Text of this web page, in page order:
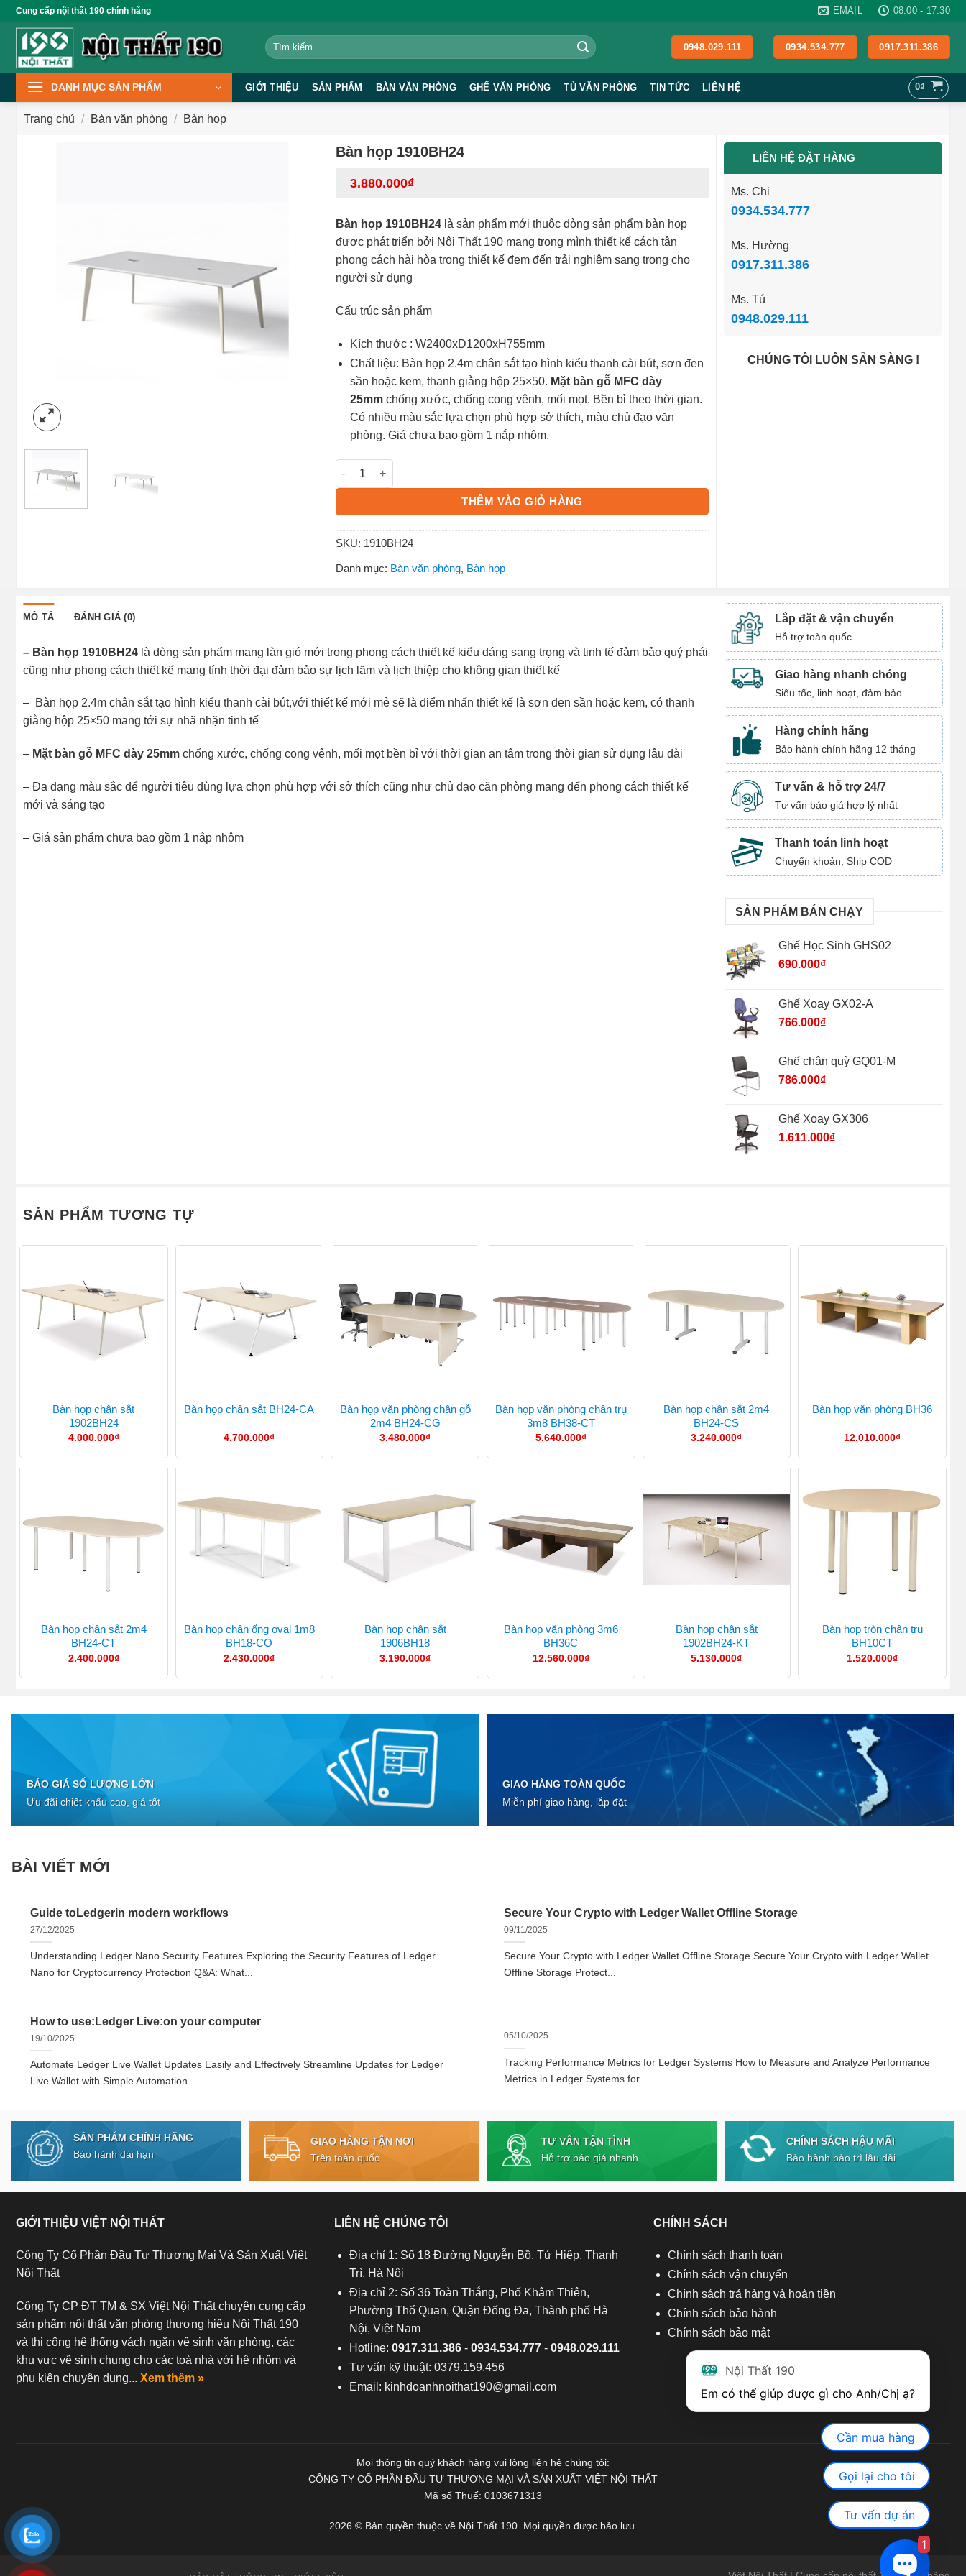
qua
dung
Cung cấp nội thất 190 chính hãng EMAIL 08:00 - 17:30
Tìm
kiếm:
0948.029.111 0934.534.777 0917.311.386
DANH MỤC SẢN PHẨM GIỚI THIỆU SẢN PHẨM BÀN VĂN PHÒNG GHẾ VĂN PHÒNG TỦ VĂN PHÒNG TIN TỨC LIÊN HỆ 0₫
Trang chủ / Bàn văn phòng / Bàn họp
Bàn họp 1910BH24
3.880.000₫
Bàn họp 1910BH24 là sản phẩm mới thuộc dòng sản phẩm bàn họp
được phát triển bởi Nội Thất 190 mang trong mình thiết kế cách tân
phong cách hài hòa trong thiết kế đem đến trải nghiệm sang trọng cho
người sử dụng
Cấu trúc sản phẩm
Kích thước : W2400xD1200xH755mm
Chất liệu: Bàn họp 2.4m chân sắt tạo hình kiểu thanh cài bút, sơn đen
sần hoặc kem, thanh giằng hộp 25×50. Mặt bàn gỗ MFC dày
25mm chống xước, chống cong vênh, mối mọt. Bền bỉ theo thời gian.
Có nhiều màu sắc lựa chọn phù hợp sở thích, màu chủ đạo văn
phòng. Giá chưa bao gồm 1 nắp nhôm.
Bàn họp 1910BH24 số lượng
THÊM VÀO GIỎ HÀNG
SKU: 1910BH24
Danh mục: Bàn văn phòng, Bàn họp
LIÊN HỆ ĐẶT HÀNG
Ms. Chi
0934.534.777
Ms. Hường
0917.311.386
Ms. Tú
0948.029.111
CHÚNG TÔI LUÔN SẴN SÀNG !
MÔ TẢ ĐÁNH GIÁ (0)
– Bàn họp 1910BH24 là dòng sản phẩm mang làn gió mới trong phong cách thiết kế kiểu dáng sang trọng và tinh tế đảm bảo quý phái
cũng như phong cách thiết kế mang tính thời đại đảm bảo sự lịch lãm và lịch thiệp cho không gian thiết kế
– Bàn họp 2.4m chân sắt tạo hình kiểu thanh cài bút,với thiết kế mới mẻ sẽ là điểm nhấn thiết kế là sơn đen sần hoặc kem, có thanh
giằng hộp 25×50 mang tới sự nhã nhặn tinh tế
– Mặt bàn gỗ MFC dày 25mm chống xước, chống cong vênh, mối mọt bền bỉ với thời gian an tâm trong thời gian sử dụng lâu dài
– Đa dạng màu sắc để người tiêu dùng lựa chọn phù hợp với sở thích cũng như chủ đạo căn phòng mang đến phong cách thiết kế
mới và sáng tạo
– Giá sản phẩm chưa bao gồm 1 nắp nhôm
Lắp đặt & vận chuyển
Hỗ trợ toàn quốc
Giao hàng nhanh chóng
Siêu tốc, linh hoạt, đảm bảo
Hàng chính hãng
Bảo hành chính hãng 12 tháng
Tư vấn & hỗ trợ 24/7
Tư vấn báo giá hợp lý nhất
Thanh toán linh hoạt
Chuyển khoản, Ship COD
SẢN PHẨM BÁN CHẠY
Ghế Học Sinh GHS02
690.000₫
Ghế Xoay GX02-A
766.000₫
Ghế chân quỳ GQ01-M
786.000₫
Ghế Xoay GX306
1.611.000₫
SẢN PHẨM TƯƠNG TỰ
Bàn họp chân sắt
1902BH24
4.000.000₫
Bàn họp chân sắt BH24-CA
4.700.000₫
Bàn họp văn phòng chân gỗ
2m4 BH24-CG
3.480.000₫
Bàn họp văn phòng chân trụ
3m8 BH38-CT
5.640.000₫
Bàn họp chân sắt 2m4
BH24-CS
3.240.000₫
Bàn họp văn phòng BH36
12.010.000₫
Bàn họp chân sắt 2m4
BH24-CT
2.400.000₫
Bàn họp chân ống oval 1m8
BH18-CO
2.430.000₫
Bàn họp chân sắt
1906BH18
3.190.000₫
Bàn họp văn phòng 3m6
BH36C
12.560.000₫
Bàn họp chân sắt
1902BH24-KT
5.130.000₫
Bàn họp tròn chân trụ
BH10CT
1.520.000₫
BÁO GIÁ SỐ LƯỢNG LỚN
Ưu đãi chiết khấu cao, giá tốt
GIAO HÀNG TOÀN QUỐC
Miễn phí giao hàng, lắp đặt
BÀI VIẾT MỚI
Guide toLedgerin modern workflows
27/12/2025
Understanding Ledger Nano Security Features Exploring the Security Features of Ledger
Nano for Cryptocurrency Protection Q&A: What...
Secure Your Crypto with Ledger Wallet Offline Storage
09/11/2025
Secure Your Crypto with Ledger Wallet Offline Storage Secure Your Crypto with Ledger Wallet
Offline Storage Protect...
How to use:Ledger Live:on your computer
19/10/2025
Automate Ledger Live Wallet Updates Easily and Effectively Streamline Updates for Ledger
Live Wallet with Simple Automation...
05/10/2025
Tracking Performance Metrics for Ledger Systems How to Measure and Analyze Performance
Metrics in Ledger Systems for...
SẢN PHẨM CHÍNH HÃNG
Bảo hành dài hạn
GIAO HÀNG TẬN NƠI
Trên toàn quốc
TƯ VẤN TẬN TÌNH
Hỗ trợ báo giá nhanh
CHÍNH SÁCH HẬU MÃI
Bảo hành bảo trì lâu dài
GIỚI THIỆU VIỆT NỘI THẤT
Công Ty Cổ Phần Đầu Tư Thương Mại Và Sản Xuất Việt
Nội Thất
Công Ty CP ĐT TM & SX Việt Nội Thất chuyên cung cấp
sản phẩm nội thất văn phòng thương hiệu Nội Thất 190
và thi công hệ thống vách ngăn vệ sinh văn phòng, các
khu vực vệ sinh chung cho các toà nhà với hệ nhôm và
phụ kiện chuyên dụng... Xem thêm »
LIÊN HỆ CHÚNG TÔI
Địa chỉ 1: Số 18 Đường Nguyễn Bồ, Tứ Hiệp, Thanh
Trì, Hà Nội
Địa chỉ 2: Số 36 Toàn Thắng, Phố Khâm Thiên,
Phường Thổ Quan, Quận Đống Đa, Thành phố Hà
Nội, Việt Nam
Hotline:0917.311.386 -0934.534.777 -0948.029.111
Tư vấn kỹ thuật: 0379.159.456
Email: kinhdoanhnoithat190@gmail.com
CHÍNH SÁCH
Chính sách thanh toán
Chính sách vận chuyển
Chính sách trả hàng và hoàn tiền
Chính sách bảo hành
Chính sách bảo mật
Mọi thông tin quý khách hàng vui lòng liên hệ chúng tôi:
CÔNG TY CỔ PHẦN ĐẦU TƯ THƯƠNG MẠI VÀ SẢN XUẤT VIỆT NỘI THẤT
Mã số Thuế: 0103671313
2026 © Bản quyền thuộc về Nội Thất 190. Mọi quyền được bảo lưu.
Nội Thất 190
Cần mua hàng
Gọi lại cho tôi
Tư vấn dự án
1